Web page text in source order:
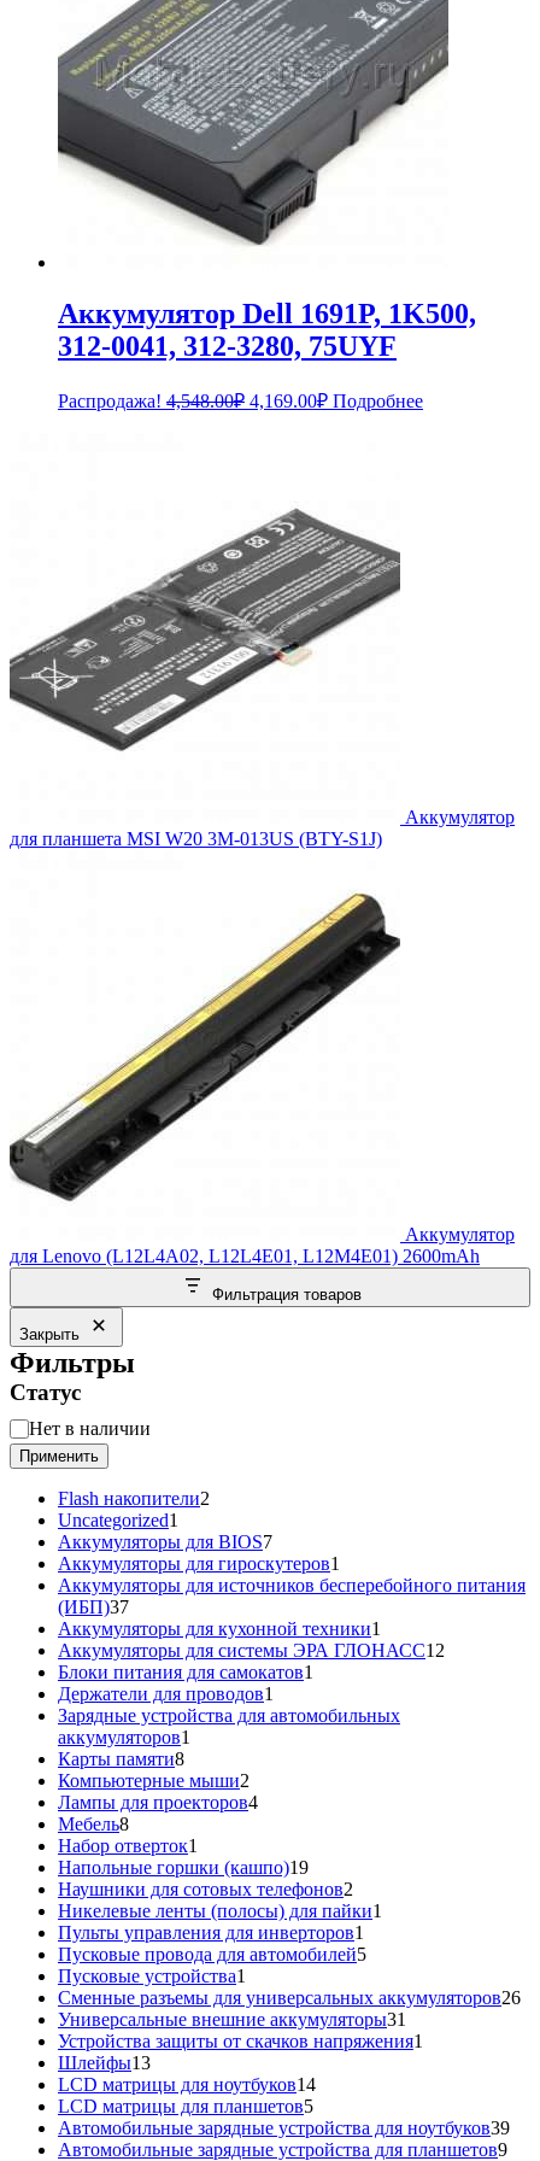
Аккумулятор Dell 1691P, 1K500,
312-0041, 312-3280, 75UYF
Распродажа! 4,548.00₽ Первоначальная
4,169.00₽Текущая
цена:
Подробнее
Аккумулятор
для планшета MSI W20 3M-013US (BTY-S1J)
Аккумулятор
для Lenovo (L12L4A02, L12L4E01, L12M4E01) 2600mAh
Фильтрация товаров
Закрыть
Фильтры
Статус
Статус
Нет в наличии
Применить
Flash накопители2
Uncategorized1
товар
Аккумуляторы для BIOS77
товаров
Аккумуляторы для гироскутеров1
товар
Аккумуляторы для источников бесперебойного питания
(ИБП)3737
товаров
Аккумуляторы для кухонной техники1
товар
Аккумуляторы для системы ЭРА ГЛОНАСС12
Блоки питания для самокатов1
Держатели для проводов1
товар
Зарядные устройства для автомобильных
аккумуляторов1
Карты памяти88
товаров
Компьютерные мыши2
товара
Лампы для проекторов44
Мебель88
товаров
Набор отверток1
товар
Напольные горшки (кашпо)1919
товаров
Наушники для сотовых телефонов2
товара
Никелевые ленты (полосы) для пайки1
Пульты управления для инверторов1
товар
Пусковые провода для автомобилей55
Пусковые устройства1
товар
Сменные разъемы для универсальных аккумуляторов2626
Универсальные внешние аккумуляторы31
товар
Устройства защиты от скачков напряжения1
Шлейфы1313
товаров
LCD матрицы для ноутбуков1414
LCD матрицы для планшетов55
товаров
Автомобильные зарядные устройства для ноутбуков3939
Автомобильные зарядные устройства для планшетов99